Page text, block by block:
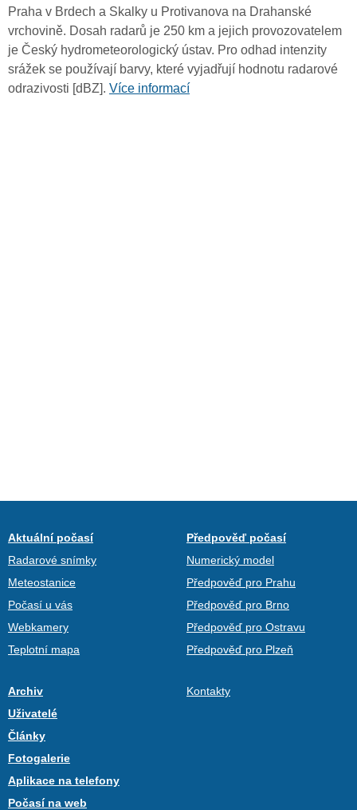
Praha v Brdech a Skalky u Protivanova na Drahanské
vrchovině. Dosah radarů je 250 km a jejich provozovatelem
je Český hydrometeorologický ústav. Pro odhad intenzity
srážek se používají barvy, které vyjadřují hodnotu radarové
odrazivosti [dBZ]. Více informací
Aktuální počasí
Radarové snímky
Meteostanice
Počasí u vás
Webkamery
Teplotní mapa
Předpověď počasí
Numerický model
Předpověď pro Prahu
Předpověď pro Brno
Předpověď pro Ostravu
Předpověď pro Plzeň
Archiv
Uživatelé
Články
Fotogalerie
Aplikace na telefony
Počasí na web
Kontakty